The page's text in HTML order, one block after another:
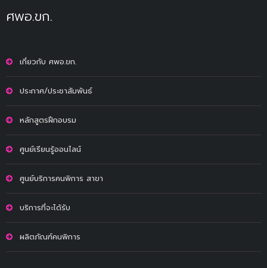
ศพอ.ขก.
เกี่ยวกับ ศพอ.ขก.
ประกาศ/ประชาสัมพันธ์
หลักสูตรฝึกอบรม
ศูนย์เรียนรู้ออนไลน์
ศูนย์บริการคนพิการ สาขา
บริการที่จะได้รับ
ผลิตภัณฑ์คนพิการ